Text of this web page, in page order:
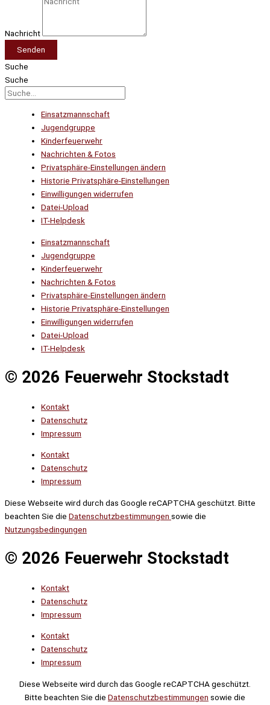
Nachricht
Senden
Suche
Suche
Einsatzmannschaft
Jugendgruppe
Kinderfeuerwehr
Nachrichten & Fotos
Privatsphäre-Einstellungen ändern
Historie Privatsphäre-Einstellungen
Einwilligungen widerrufen
Datei-Upload
IT-Helpdesk
Einsatzmannschaft
Jugendgruppe
Kinderfeuerwehr
Nachrichten & Fotos
Privatsphäre-Einstellungen ändern
Historie Privatsphäre-Einstellungen
Einwilligungen widerrufen
Datei-Upload
IT-Helpdesk
© 2026 Feuerwehr Stockstadt
Kontakt
Datenschutz
Impressum
Kontakt
Datenschutz
Impressum
Diese Webseite wird durch das Google reCAPTCHA geschützt. Bitte
beachten Sie die Datenschutzbestimmungen sowie die
Nutzungsbedingungen
© 2026 Feuerwehr Stockstadt
Kontakt
Datenschutz
Impressum
Kontakt
Datenschutz
Impressum
Diese Webseite wird durch das Google reCAPTCHA geschützt.
Bitte beachten Sie die Datenschutzbestimmungen sowie die